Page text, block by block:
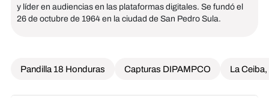
y líder en audiencias en las plataformas digitales. Se fundó el
26 de octubre de 1964 en la ciudad de San Pedro Sula.
Pandilla 18 Honduras Capturas DIPAMPCO La